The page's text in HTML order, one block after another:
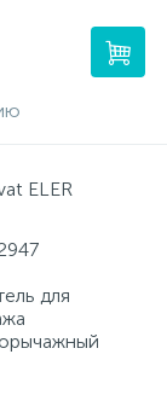
ELER
для